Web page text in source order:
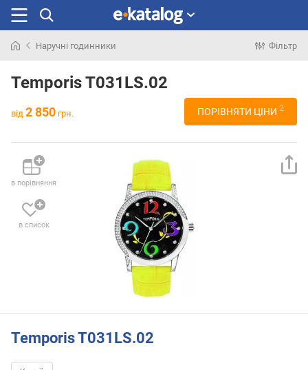
раніше
Наручні годинники Фільтр
Temporis T031LS.02
від 2 850 грн. ПОРІВНЯТИ ЦІНИ 2
в порівняння
в список
Temporis T031LS.02